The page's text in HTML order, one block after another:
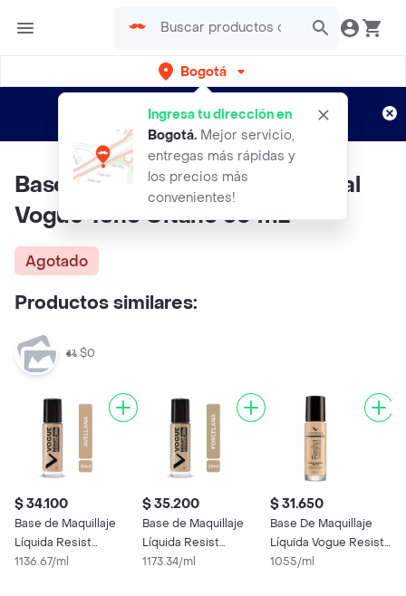
Bogotá
Ingresa tu dirección en
Bogotá. Mejor servicio,
entregas más rápidas y
los precios más
convenientes!
envíos gratis por semanas
Aplican TyC
Base de Maquillaje Mate Natural
Vogue Tono Gitano 30 mL
Agotado
Productos similares:
$0
$ 34.100
Base de Maquillaje
Líquida Resist
Avellana 13 30H Vogue
1136.67/ml
$ 35.200
Base de Maquillaje
Líquida Resist
Porcelana 03 30H
1173.34/ml
$ 31.650
Base De Maquillaje
Líquida Vogue Resist
Porcelana 24H 30Ml
1055/ml